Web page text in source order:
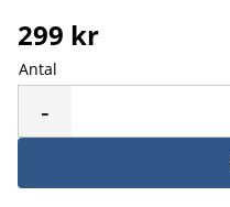
299 kr
Antal
-